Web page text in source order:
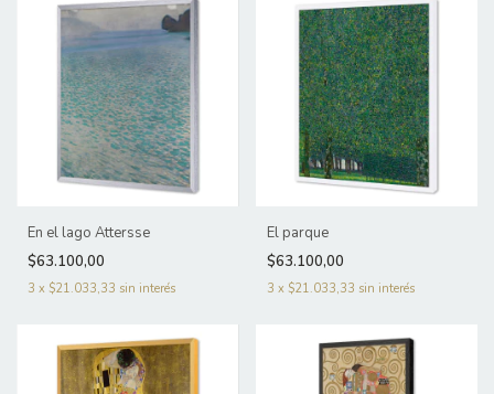
En el lago Attersse
$63.100,00
3 x $21.033,33 sin interés
El parque
$63.100,00
3 x $21.033,33 sin interés